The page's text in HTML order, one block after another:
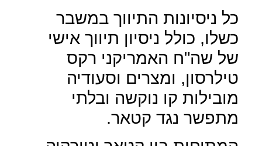
כל ניסיונות התיווך במשבר
כשלו, כולל ניסיון תיווך אישי
של שה"ח האמריקני רקס
טילרסון, ומצרים וסעודיה
מובילות קו נוקשה ובלתי
מתפשר נגד קטאר.